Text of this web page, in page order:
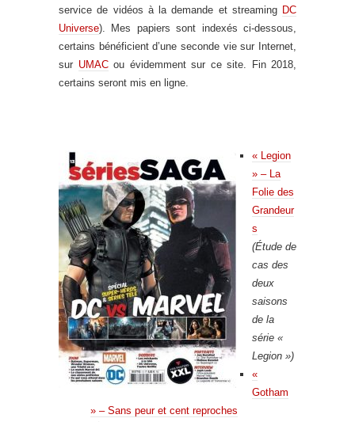
service de vidéos à la demande et streaming DC
Universe). Mes papiers sont indexés ci-dessous,
certains bénéficient d’une seconde vie sur Internet,
sur UMACou évidemment sur ce site. Fin 2018,
certains seront mis en ligne.
« Legion
» – La
Folie des
Grandeur
s
(Étude de
cas des
deux
saisons
de la
série «
Legion »)
«
Gotham
» – Sans peur et cent reproches